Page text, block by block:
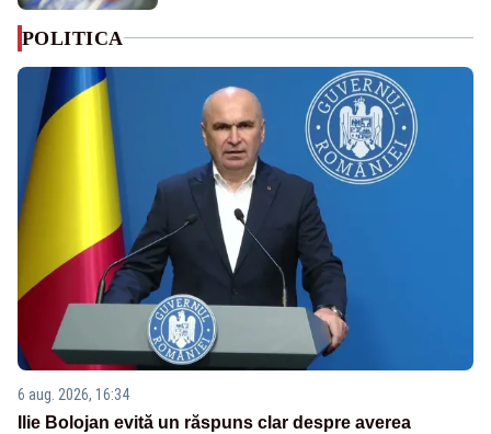
POLITICA
6 aug. 2026, 16:34
Ilie Bolojan evită un răspuns clar despre averea